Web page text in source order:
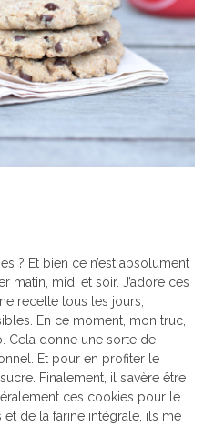
? Et bien ce n’est absolument
matin, midi et soir. J’adore ces
recette tous les jours,
En ce moment, mon truc,
Cela donne une sorte de
Et pour en profiter le
Finalement, il s’avère être
ces cookies pour le
et de la farine intégrale, ils me